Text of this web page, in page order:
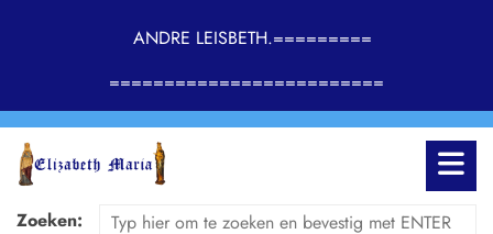
ANDRE LEISBETH.=========
=========================
Zoeken: